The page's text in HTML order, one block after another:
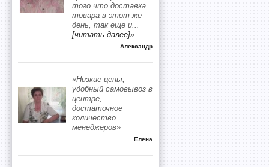
того что доставка
товара в этот же
день, так еще и...
[читать далее]»
Александр
«Низкие цены,
удобный самовывоз в
центре,
достаточное
количество
менеджеров»
Елена